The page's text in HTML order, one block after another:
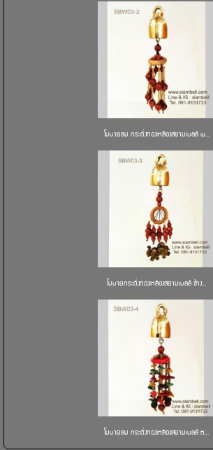
โมบายลม กระดิ่งทองเหลืองสยามเบลล์ พ...
โมบายกระดิ่งทองเหลืองสยามเบลล์ ช้าง...
โมบายลม กระดิ่งทองเหลืองสยามเบลล์ ห...